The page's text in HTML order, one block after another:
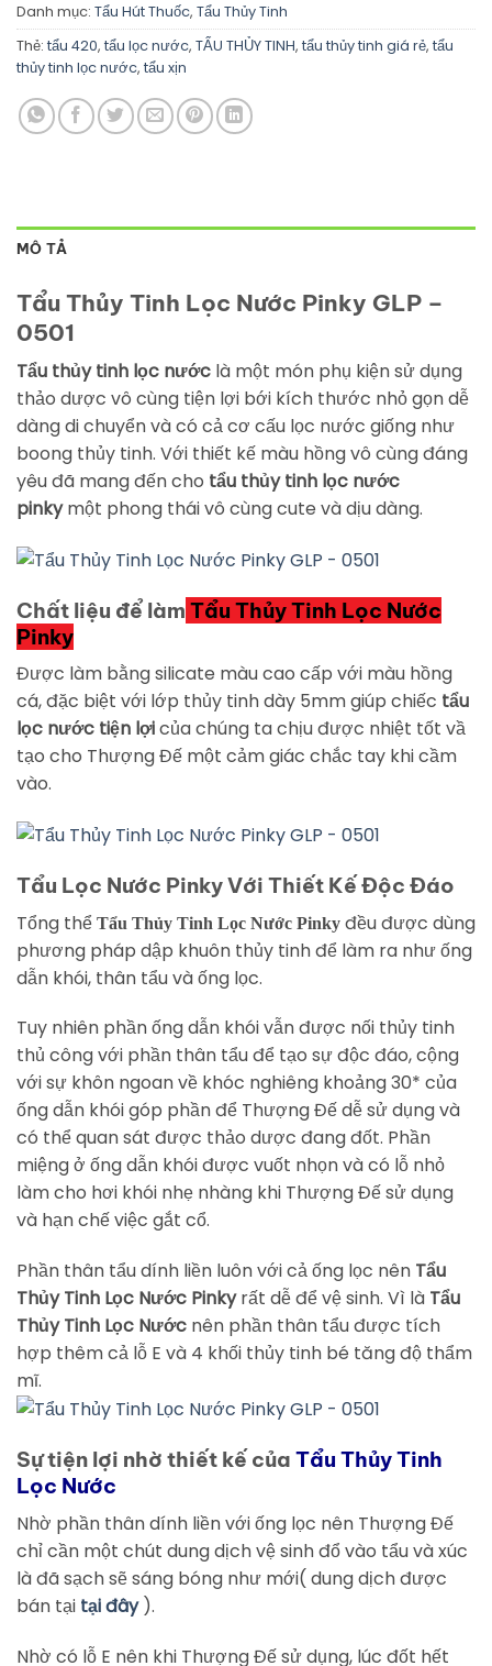
Danh mục: Tẩu Hút Thuốc, Tẩu Thủy Tinh
Thẻ: tẩu 420, tẩu lọc nước, TẨU THỦY TINH, tẩu thủy tinh giá rẻ, tẩu
thủy tinh lọc nước, tẩu xịn
MÔ TẢ
Tẩu Thủy Tinh Lọc Nước Pinky GLP –
0501
Tẩu thủy tinh lọc nước là một món phụ kiện sử dụng
thảo dược vô cùng tiện lợi bới kích thước nhỏ gọn dễ
dàng di chuyển và có cả cơ cấu lọc nước giống như
boong thủy tinh. Với thiết kế màu hồng vô cùng đáng
yêu đã mang đến cho tẩu thủy tinh lọc nước
pinkymột phong thái vô cùng cute và dịu dàng.
Chất liệu để làm Tẩu Thủy Tinh Lọc Nước
Pinky
Được làm bằng silicate màu cao cấp với màu hồng
cá, đặc biệt với lớp thủy tinh dày 5mm giúp chiếc tẩu
lọc nước tiện lợicủa chúng ta chịu được nhiệt tốt vầ
tạo cho Thượng Đế một cảm giác chắc tay khi cầm
vào.
Tẩu Lọc Nước Pinky Với Thiết Kế Độc Đáo
Tổng thể Tẩu Thủy Tinh Lọc Nước Pinky đều được dùng
phương pháp dập khuôn thủy tinh để làm ra như ống
dẫn khói, thân tẩu và ống lọc.
Tuy nhiên phần ống dẫn khói vẫn được nối thủy tinh
thủ công với phần thân tẩu để tạo sự độc đáo, cộng
với sự khôn ngoan về khóc nghiêng khoảng 30* của
ống dẫn khói góp phần để Thượng Đế dễ sử dụng và
có thể quan sát được thảo dược đang đốt. Phần
miệng ở ống dẫn khói được vuốt nhọn và có lỗ nhỏ
làm cho hơi khói nhẹ nhàng khi Thượng Đế sử dụng
và hạn chế việc gắt cổ.
Phần thân tẩu dính liền luôn với cả ống lọc nên Tẩu
Thủy Tinh Lọc Nước Pinkyrất dễ để vệ sinh. Vì là Tẩu
Thủy Tinh Lọc Nước nên phần thân tẩu được tích
hợp thêm cả lỗ E và 4 khối thủy tinh bé tăng độ thẩm
mĩ.
Sự tiện lợi nhờ thiết kế của Tẩu Thủy Tinh
Lọc Nước
Nhờ phần thân dính liền với ống lọc nên Thượng Đế
chỉ cần một chút dung dịch vệ sinh đổ vào tẩu và xúc
là đã sạch sẽ sáng bóng như mới( dung dịch được
bán tại tại đây).
Nhờ có lỗ E nên khi Thượng Đế sử dụng, lúc đốt hết